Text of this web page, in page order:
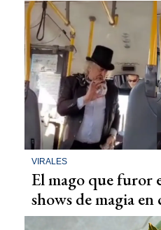
VIRALES
El mago que furor
shows de magia en